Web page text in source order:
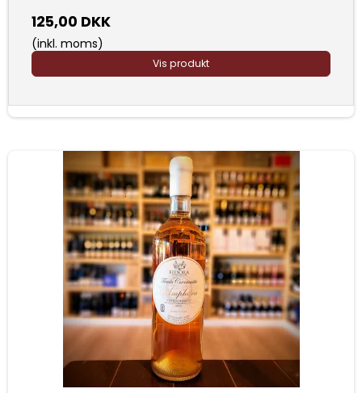
125,00 DKK
(inkl. moms)
Vis produkt